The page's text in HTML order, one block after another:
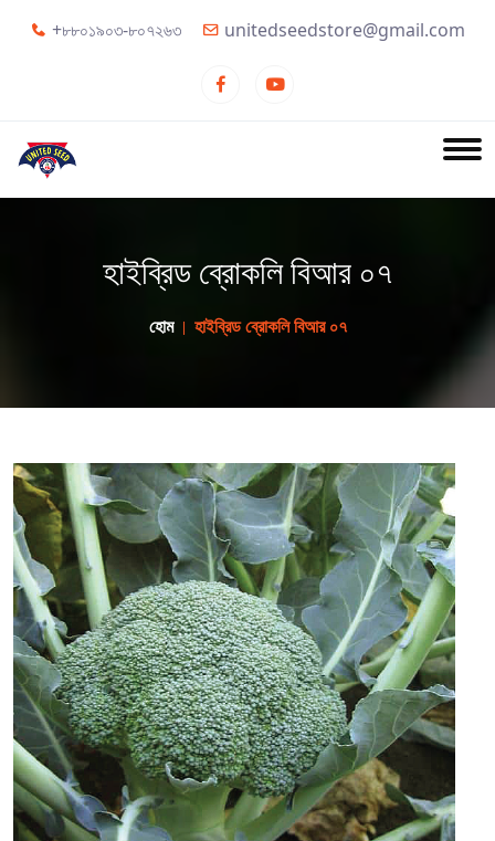
+৮৮০১৯০৩-৮০৭২৬৩ unitedseedstore@gmail.com
হাইব্রিড ব্রোকলি বিআর ০৭
হোম হাইব্রিড ব্রোকলি বিআর ০৭